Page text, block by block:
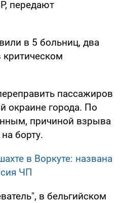
передают
в 5 больниц, два
критическом
пассажиров
окраине города. По
причиной взрыва
борту.
в Воркуте: названа
ЧП
в бельгийском